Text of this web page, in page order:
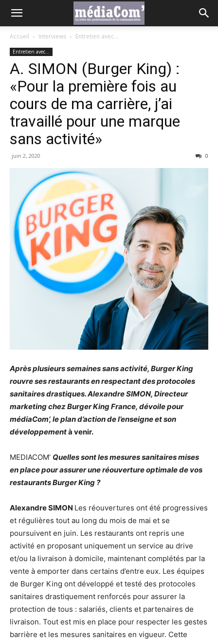
Accueil Interviews Entretien avec...
Entretien avec...
A. SIMON (Burger King) :
«Pour la première fois au
cours de ma carrière, j’ai
travaillé pour une marque
sans activité»
juin 2, 2020 0
Après plusieurs semaines sans activité, Burger King
rouvre ses restaurants en respectant des protocoles
sanitaires drastiques. Alexandre SIMON, Directeur
marketing chez Burger King France, dévoile pour
médiaCom’, le plan d’action de l’enseigne et son
développementà venir.
MEDIACOM’ Quelles sont les mesures sanitaires mises
en place pour assurer une réouverture optimale de vos
restaurants Burger King ?
Alexandre SIMON Les réouvertures ont été progressives
et régulières tout au long du mois de mai et se
poursuivent en juin. Les restaurants ont repris une
activité en proposant uniquement un service au drive
et/ou la livraison à domicile, maintenant complétés par la
vente à emporter dans certains d’entre eux. Les équipes
de Burger King ont développé et testé des protocoles
sanitaires drastiquement renforcés pour assurer la
protection de tous : salariés, clients et partenaires de
livraison. Tout est mis en place pour respecter les gestes
barrière et les mesures sanitaires en vigueur. Cette